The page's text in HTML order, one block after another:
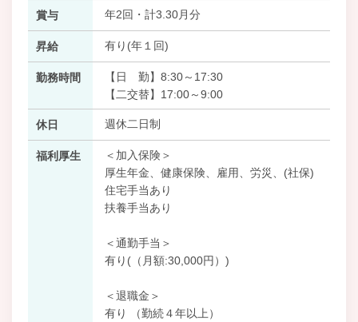
賞与 年2回・計3.30月分
昇給 有り(年１回)
勤務時間
【日 勤】8:30～17:30
【二交替】17:00～9:00
休日 週休二日制
福利厚生
＜加入保険＞
厚生年金、健康保険、雇用、労災、(社保)
住宅手当あり
扶養手当あり
＜通勤手当＞
有り(（月額:30,000円）)
＜退職金＞
有り （勤続４年以上）